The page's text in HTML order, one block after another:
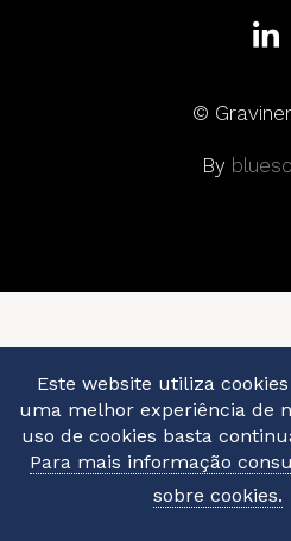
©
By
Este website utiliza
uma melhor experiência de
uso de cookies basta
Para mais informação
sobre cookies.